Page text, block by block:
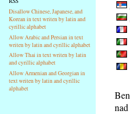
Disallow Chinese, Japanese, and
Korean in text writen by latin and
cyrillic alphabet
Allow Arabic and Persian in text
writen by latin and cyrillic alphabet
Allow Thai in text writen by latin
and cyrillic alphabet
Allow Armenian and Georgian in
text writen by latin and cyrillic
alphabet